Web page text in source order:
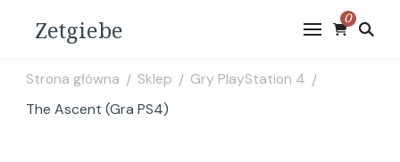
Zetgiebe 0
Strona główna / Sklep / Gry PlayStation 4 /
The Ascent (Gra PS4)